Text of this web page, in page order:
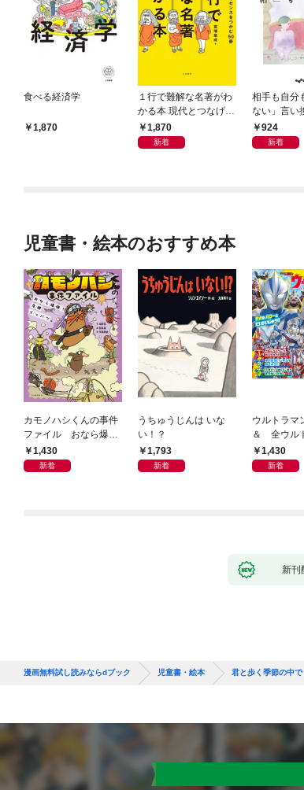
食べる経済学
1,870
１行で難解な名著がわ
かる本 現代とつなげて
エッセンスをつかむ50
冊
1,870
新着
相手も自分
ない」言い
924
新着
児童書・絵本のおすすめ本
カモノハシくんの事件
ファイル おなら爆
弾！ 危機イッパツ編
1,430
新着
うちゅうじんは いな
い！？
1,793
新着
ウルトラ
＆ 全ウル
ー大集合
かん
1,430
新着
新刊
漫画無料試し読みならdブック 児童書・絵本 君と歩く季節の中